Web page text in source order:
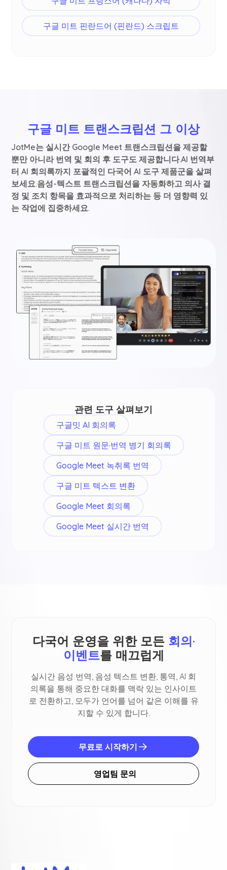
구글 미트 핀란드어 (핀란드) 스크립트
구글 미트 트랜스크립션 그 이상
JotMe는 실시간 Google Meet 트랜스크립션을 제공할
뿐만 아니라 번역 및 회의 후 도구도 제공합니다.AI 번역부
터 AI 회의록까지 포괄적인 다국어 AI 도구 제품군을 살펴
보세요.음성-텍스트 트랜스크립션을 자동화하고 의사 결
정 및 조치 항목을 효과적으로 처리하는 등 더 영향력 있
는 작업에 집중하세요.
관련 도구 살펴보기
구글밋 AI 회의록
구글 미트 원문·번역 병기 회의록
Google Meet 녹취록 번역
구글 미트 텍스트 변환
Google Meet 회의록
Google Meet 실시간 번역
다국어 운영을 위한 모든 회의·
이벤트를 매끄럽게
실시간 음성 번역, 음성 텍스트 변환, 통역, AI 회
의록을 통해 중요한 대화를 맥락 있는 인사이트
로 전환하고, 모두가 언어를 넘어 같은 이해를 유
지할 수 있게 합니다.
무료로 시작하기
영업팀 문의